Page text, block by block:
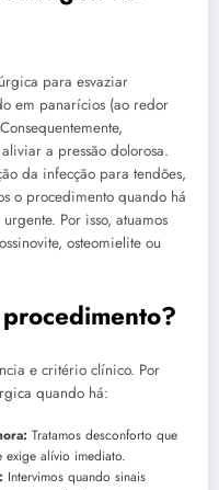
para esvaziar
em panarícios (ao redor
a pressão dolorosa.
da infecção para tendões,
o procedimento quando há
Por isso, atuamos
osteomielite ou
e critério clínico. Por
quando há:
Tratamos desconforto que
exige alívio imediato.
Intervimos quando sinais